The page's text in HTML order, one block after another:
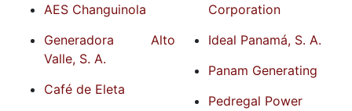
AES Changuinola
Generadora Alto
Valle, S. A.
Café de Eleta
Corporation
Ideal Panamá, S. A.
Panam Generating
Pedregal Power